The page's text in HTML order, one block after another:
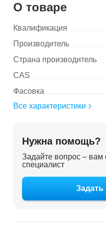
О товаре
Квалификация
Производитель
Страна производитель
CAS
Фасовка
Все характеристики
Нужна помощь?
Задайте вопрос – вам
специалист
Задать